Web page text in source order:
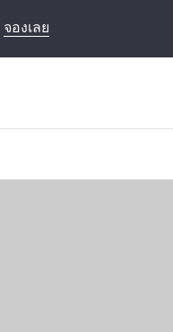
จองเลย